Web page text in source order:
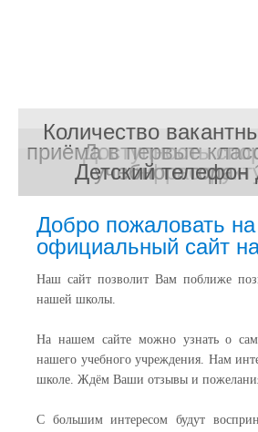
Доступность
Количество
приёма в первые
учебного года -
Детский телефон
Добро пожаловать на
официальный сайт
Наш сайт позволит Вам поближе
нашей школы.
На нашем сайте можно узнать о
нашего учебного учреждения. Нам
школе. Ждём Ваши отзывы и
С большим интересом будут